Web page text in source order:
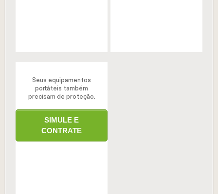
Seus equipamentos
portáteis também
precisam de proteção.
SIMULE E
CONTRATE